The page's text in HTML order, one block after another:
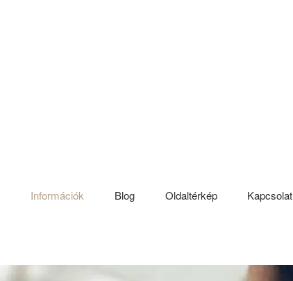
Információk Blog Oldaltérkép Kapcsolat